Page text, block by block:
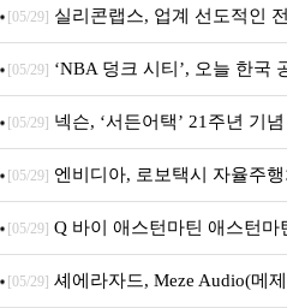
표
[05/29] 실리콘랩스, 업계 선도적인
춘 초저전력 블루투스 LE SoC
[05/29] ‘NBA 덩크 시티’, 오늘 한국
[05/29] 넥슨, ‘서든어택’ 21주년 기
이트
[05/29] 엔비디아, 로보택시 자율주
‘알파마요 2 슈퍼’ 상업적 이용 가능
[05/29] Q 바이 애스턴마틴 애스턴마
지 담은 ‘헤리티지 에디션 컬렉션’
[05/29] 셰에라자드, Meze Audio(메